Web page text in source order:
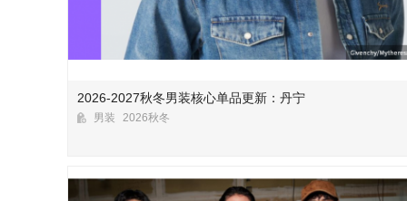
2026-2027秋冬男装核心单品更新：丹宁
男装 2026秋冬